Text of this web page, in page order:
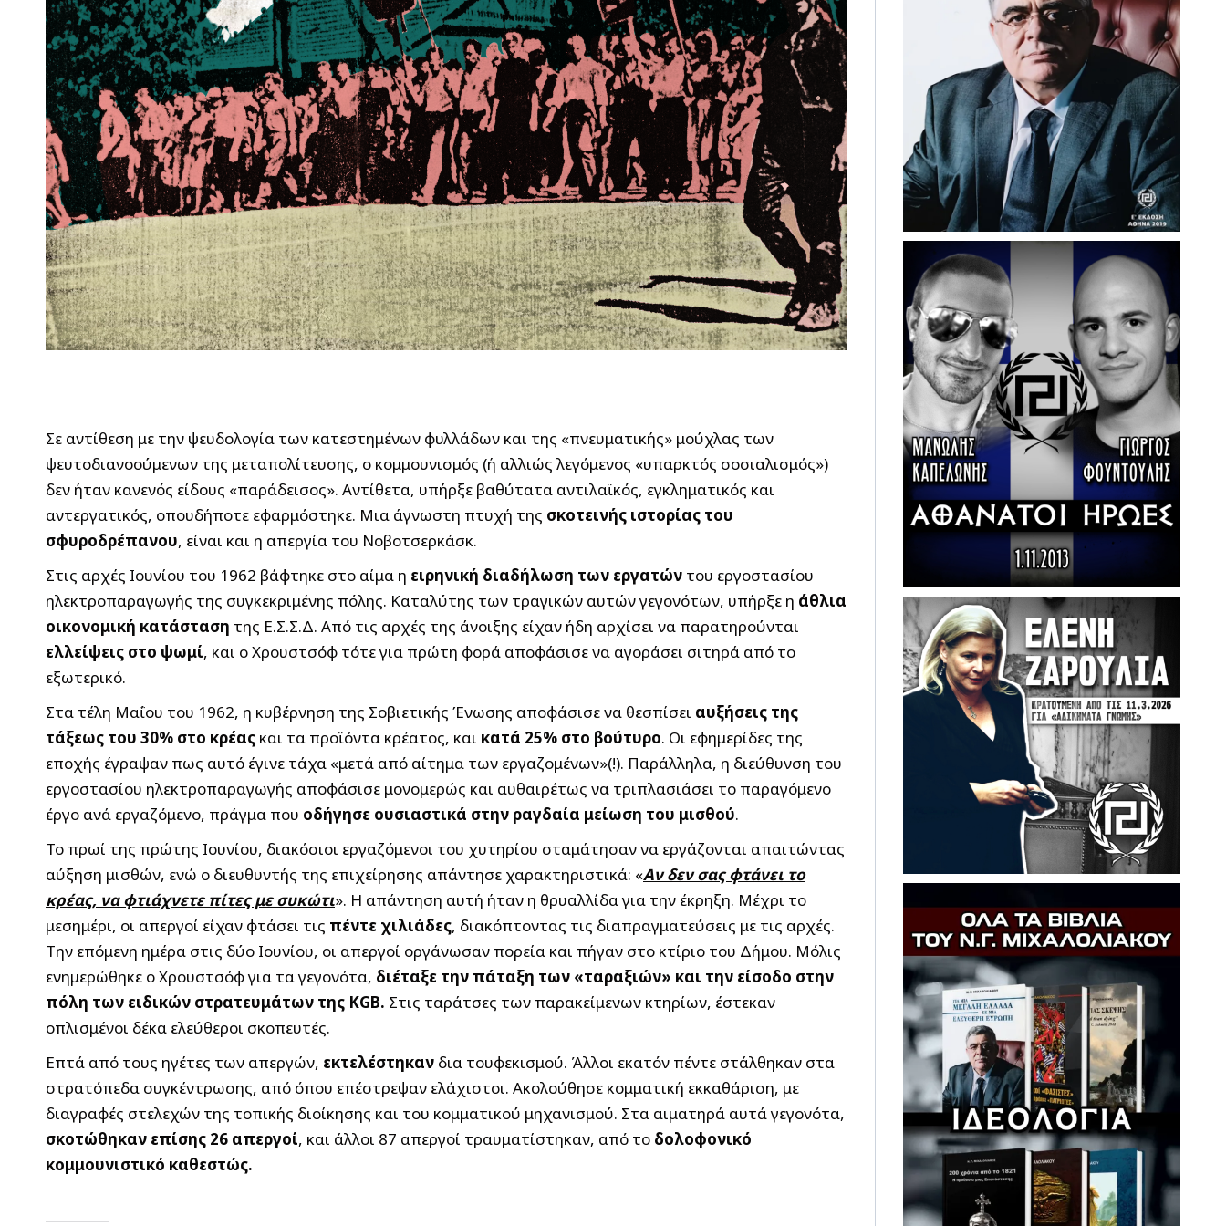
Σε αντίθεση με την ψευδολογία των κατεστημένων φυλλάδων και της «πνευματικής» μούχλας των
ψευτοδιανοούμενων της μεταπολίτευσης, ο κομμουνισμός (ή αλλιώς λεγόμενος «υπαρκτός σοσιαλισμός»)
δεν ήταν κανενός είδους «παράδεισος». Αντίθετα, υπήρξε βαθύτατα αντιλαϊκός, εγκληματικός και
αντεργατικός, οπουδήποτε εφαρμόστηκε. Μια άγνωστη πτυχή της σκοτεινής ιστορίας του
σφυροδρέπανου, είναι και η απεργία του Νοβοτσερκάσκ.
Στις αρχές Ιουνίου του 1962 βάφτηκε στο αίμα η ειρηνική διαδήλωση των εργατών του εργοστασίου
ηλεκτροπαραγωγής της συγκεκριμένης πόλης. Καταλύτης των τραγικών αυτών γεγονότων, υπήρξε η άθλια
οικονομική κατάσταση της Ε.Σ.Σ.Δ. Από τις αρχές της άνοιξης είχαν ήδη αρχίσει να παρατηρούνται
ελλείψεις στο ψωμί, και ο Χρουστσόφ τότε για πρώτη φορά αποφάσισε να αγοράσει σιτηρά από το
εξωτερικό.
Στα τέλη Μαΐου του 1962, η κυβέρνηση της Σοβιετικής Ένωσης αποφάσισε να θεσπίσει αυξήσεις της
τάξεως του 30% στο κρέας και τα προϊόντα κρέατος, και κατά 25% στο βούτυρο. Οι εφημερίδες της
εποχής έγραψαν πως αυτό έγινε τάχα «μετά από αίτημα των εργαζομένων»(!). Παράλληλα, η διεύθυνση του
εργοστασίου ηλεκτροπαραγωγής αποφάσισε μονομερώς και αυθαιρέτως να τριπλασιάσει το παραγόμενο
έργο ανά εργαζόμενο, πράγμα που οδήγησε ουσιαστικά στην ραγδαία μείωση του μισθού.
Το πρωί της πρώτης Ιουνίου, διακόσιοι εργαζόμενοι του χυτηρίου σταμάτησαν να εργάζονται απαιτώντας
αύξηση μισθών, ενώ ο διευθυντής της επιχείρησης απάντησε χαρακτηριστικά: «Αν δεν σας φτάνει το
κρέας, να φτιάχνετε πίτες με συκώτι». Η απάντηση αυτή ήταν η θρυαλλίδα για την έκρηξη. Μέχρι το
μεσημέρι, οι απεργοί είχαν φτάσει τις πέντε χιλιάδες, διακόπτοντας τις διαπραγματεύσεις με τις αρχές.
Την επόμενη ημέρα στις δύο Ιουνίου, οι απεργοί οργάνωσαν πορεία και πήγαν στο κτίριο του Δήμου. Μόλις
ενημερώθηκε ο Χρουστσόφ για τα γεγονότα, διέταξε την πάταξη των «ταραξιών» και την είσοδο στην
πόλη των ειδικών στρατευμάτων της KGB. Στις ταράτσες των παρακείμενων κτηρίων, έστεκαν
οπλισμένοι δέκα ελεύθεροι σκοπευτές.
Επτά από τους ηγέτες των απεργών, εκτελέστηκαν δια τουφεκισμού. Άλλοι εκατόν πέντε στάλθηκαν στα
στρατόπεδα συγκέντρωσης, από όπου επέστρεψαν ελάχιστοι. Ακολούθησε κομματική εκκαθάριση, με
διαγραφές στελεχών της τοπικής διοίκησης και του κομματικού μηχανισμού. Στα αιματηρά αυτά γεγονότα,
σκοτώθηκαν επίσης 26 απεργοί, και άλλοι 87 απεργοί τραυματίστηκαν, από το δολοφονικό
κομμουνιστικό καθεστώς.